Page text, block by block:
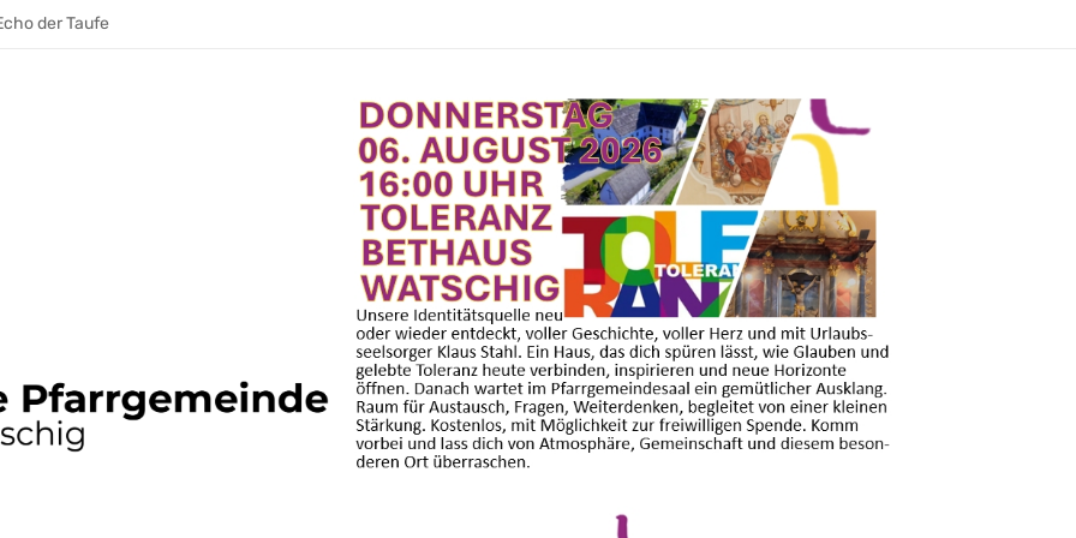
wecken
ein E‑Bike